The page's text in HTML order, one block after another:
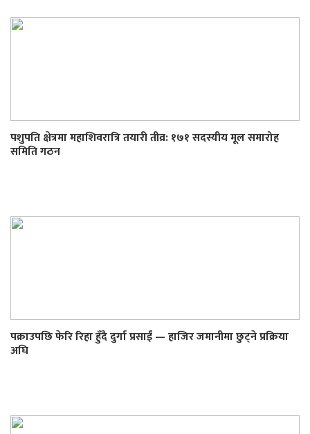
पशुपति क्षेत्रमा महाशिवरात्रि तयारी तीव्र: १७१ सदस्यीय मूल समारोह
समिति गठन
पक्राउपछि फेरि रिहा हुँदै दुर्गा प्रसाईं — हाजिर जमानीमा छुट्ने प्रक्रिया
अघि